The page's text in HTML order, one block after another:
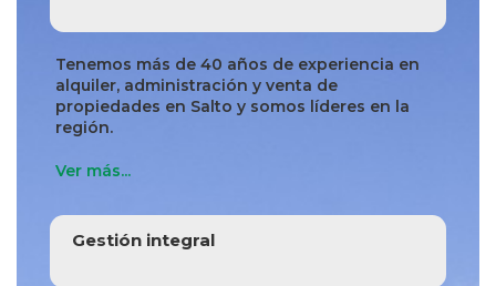
Tenemos más de 40 años de experiencia en
alquiler, administración y venta de
propiedades en Salto y somos líderes en la
región.
Ver más...
Gestión integral